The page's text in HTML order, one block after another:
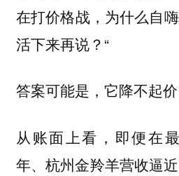
在打价格战，为什么自
活下来再说？“
答案可能是，它降不起价
从账面上看，即便在
年、杭州金羚羊营收逼